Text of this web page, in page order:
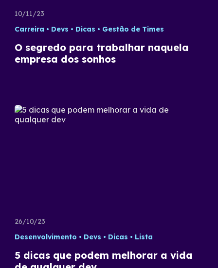
10/11/23
Carreira
Devs Dicas Gestão de Times
O segredo para trabalhar naquela
empresa dos sonhos
26/10/23
Desenvolvimento
Devs Dicas Lista
5 dicas que podem melhorar a vida